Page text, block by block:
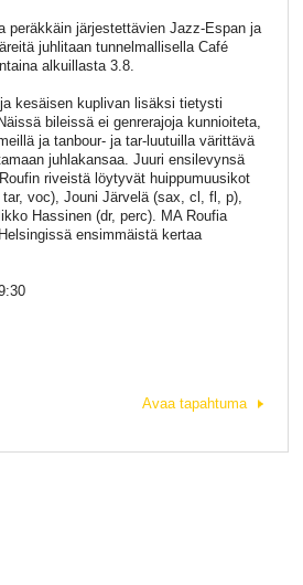
peräkkäin järjestettävien Jazz-Espan ja
juhlitaan tunnelmallisella Café
alkuillasta 3.8.
ja kesäisen kuplivan lisäksi tietysti
bileissä ei genrerajoja kunnioiteta,
ja tanbour- ja tar-luutuilla värittävä
juhlakansaa. Juuri ensilevynsä
riveistä löytyvät huippumuusikot
voc), Jouni Järvelä (sax, cl, fl, p),
Hassinen (dr, perc). MA Roufia
ensimmäistä kertaa
Avaa tapahtuma